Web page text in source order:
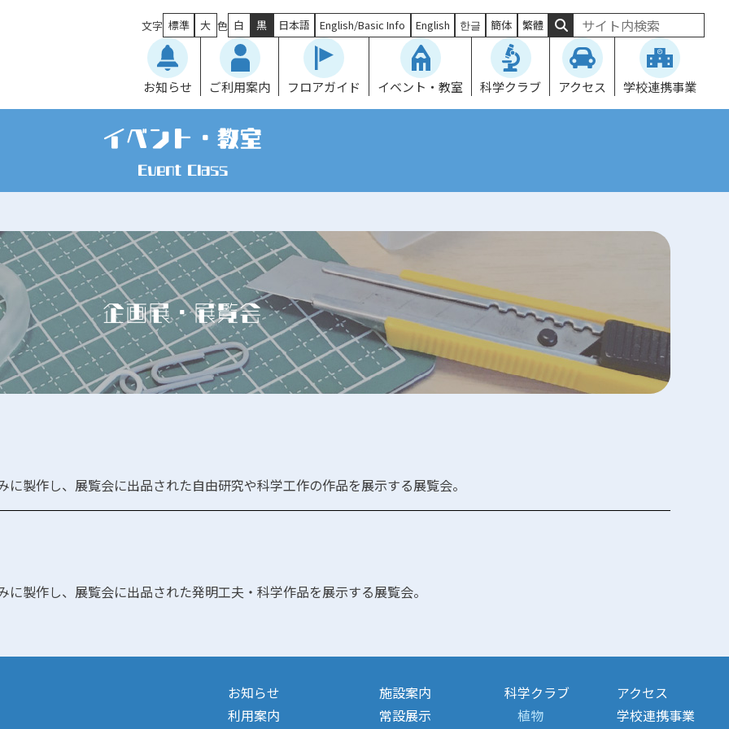
文字 標準 大 色 白 黒 日本語 English/Basic Info English 한글 簡体 繁體
お知らせ ご利用案内 フロアガイド イベント・教室 科学クラブ アクセス 学校連携事業
イベント・教室
Event Class
企画展・展覧会
製作し、展覧会に出品された自由研究や科学工作の作品を展示する展覧会。
製作し、展覧会に出品された発明工夫・科学作品を展示する展覧会。
お知らせ
利用案内
施設案内
常設展示
科学クラブ
植物
アクセス
学校連携事業